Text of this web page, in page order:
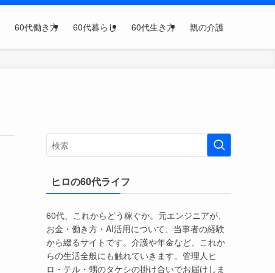
60代働き方 60代暮らし 60代生き方 親の介護
ヒロの60代ライフ
60代、これからどう稼ぐか。元エンジニアが、
お金・働き方・AI活用について、当事者の経験
から綴るサイトです。介護や年金など、これか
らの生活全般にも触れていきます。管理人ヒ
ロ・テル・甥のタケシの掛け合いでお届けしま